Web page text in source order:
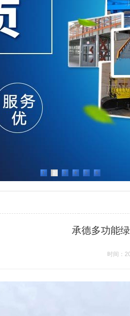
1 3 4 5 6
承德多功能
时间：